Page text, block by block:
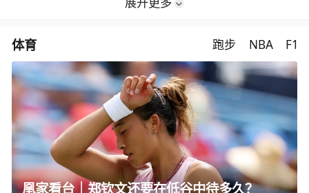
展开更多
体育 跑步 NBA F1
凰家看台｜郑钦文还要在低谷中待多久？